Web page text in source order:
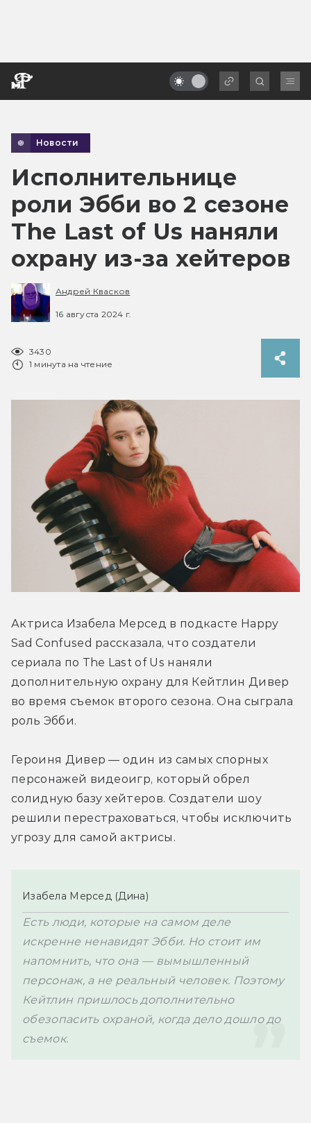
Новости
Исполнительнице
роли Эбби во 2 сезоне
The Last of Us наняли
охрану из-за хейтеров
Андрей Квасков
16 августа 2024 г.
3430
1 минута на чтение
Актриса Изабела Мерсед в подкасте Happy
Sad Confused рассказала, что создатели
сериала по The Last of Us наняли
дополнительную охрану для Кейтлин Дивер
во время съемок второго сезона. Она сыграла
роль Эбби.
Героиня Дивер — один из самых спорных
персонажей видеоигр, который обрел
солидную базу хейтеров. Создатели шоу
решили перестраховаться, чтобы исключить
угрозу для самой актрисы.
Изабела Мерсед (Дина)
Есть люди, которые на самом деле
искренне ненавидят Эбби. Но стоит им
напомнить, что она — вымышленный
персонаж, а не реальный человек. Поэтому
Кейтлин пришлось дополнительно
обезопасить охраной, когда дело дошло до
съемок.